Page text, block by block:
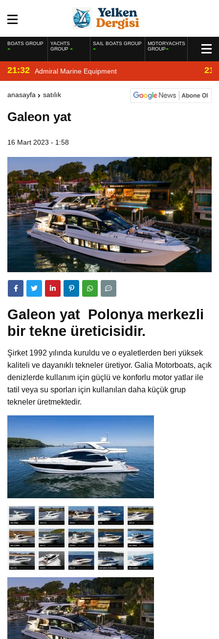
BOATS GROUP
YACHTS
GROUP
SAIL BOATS GROUP
MOTORYACHTS
GROUP
21:32 Admiral Marine Equipment
anasayfa satılık
Galeon yat
16 Mart 2023 - 1:58
Galeon yat Polonya merkezli
bir tekne üreticisidir.
Şirket 1992 yılında kuruldu ve o eyaletlerden beri yüksek
kaliteli ve dayanıklı tekneler üretiyor. Galia Motorboats, açık
denizlerde kullanım için güçlü ve konforlu motor yatlar ile
tatil veya su sporları için kullanılan daha küçük grup
tekneler üretmektedir.